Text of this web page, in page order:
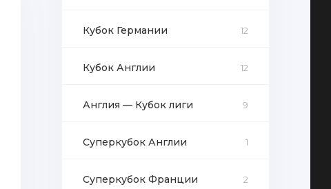
Кубок Германии 12
Кубок Англии 12
Англия — Кубок лиги 9
Суперкубок Англии 1
Суперкубок Франции 2